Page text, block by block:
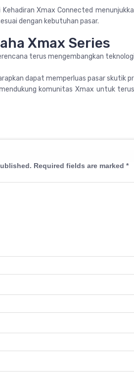
Xmax Connected
dengan kebutuhan pasar.
Xmax Series
terus mengembangkan
dapat memperluas pasar skutik
komunitas Xmax untuk
Required fields are marked *